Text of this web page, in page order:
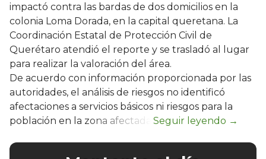
impactó contra las bardas de dos domicilios en la
colonia Loma Dorada, en la capital queretana. La
Coordinación Estatal de Protección Civil de
Querétaro atendió el reporte y se trasladó al lugar
para realizar la valoración del área.
De acuerdo con información proporcionada por las
autoridades, el análisis de riesgos no identificó
afectaciones a servicios básicos ni riesgos para la
población en la zona afectada.